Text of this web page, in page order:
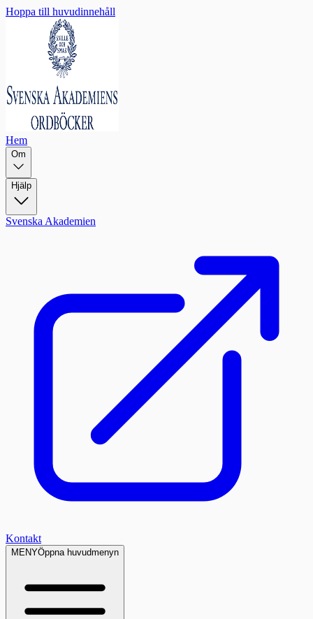
Hoppa till huvudinnehåll
Hem
Om
Hjälp
Svenska Akademien
Kontakt
MENYÖppna huvudmenyn